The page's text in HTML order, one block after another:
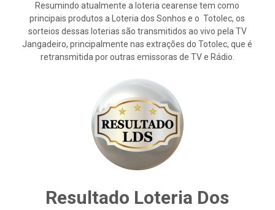
Resumindo atualmente a loteria cearense tem como
principais produtos a Loteria dos Sonhos e o Totolec, os
sorteios dessas loterias são transmitidos ao vivo pela TV
Jangadeiro, principalmente nas extrações do Totolec, que é
retransmitida por outras emissoras de TV e Rádio.
Resultado Loteria Dos